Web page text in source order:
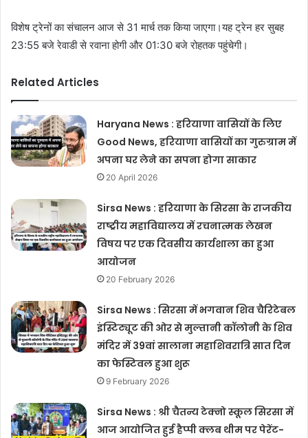
विशेष ट्रेनों का संचालन आज से 31 मार्च तक किया जाएगा।यह ट्रेन हर सुबह
23:55 बजे रेवाडी से रवाना होगी और 01:30 बजे रोहतक पहुंचेगी।
Related Articles
Haryana News : हरियाणा वासियों के लिए
Good News, हरियाणा वासियों का गुरुग्राम में
अपना घर लेने का सपना होगा साकार
20 April 2026
Sirsa News : हरियाणा के सिरसा के राजकीय
राष्ट्रीय महाविद्यालय में रचनात्मक लेखन
विषय पर एक दिवसीय कार्यशाला का हुआ
आयोजन
20 February 2026
Sirsa News : सिरसा में भगवान शिव चैरिटेबल
इंस्टिट्यूट की ओर से मुल्तानी कॉलोनी के शिव
मंदिर में 39वां सालाना महाशिवरात्रि सात दिन
का फेस्टिवल हुआ शुरू
9 February 2026
Sirsa News : श्री चैतन्य टेक्नो स्कूल सिरसा में
आज आयोजित हुई हैप्पी क्लब थीम पर पेरेंट-